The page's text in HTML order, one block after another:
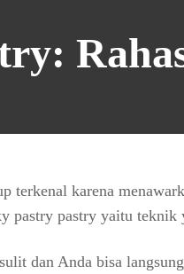
terkenal karena
pastry pastry yaitu teknik
dan Anda bisa